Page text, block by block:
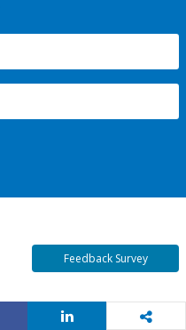
Feedback Survey